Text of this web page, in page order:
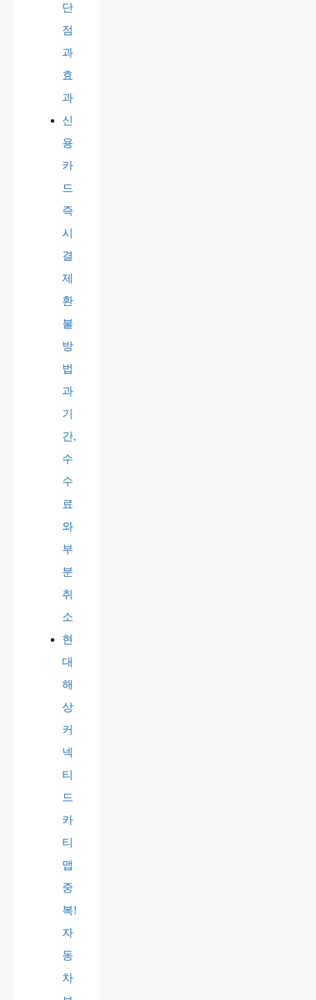
단
점
과
효
과
신
용
카
드
즉
시
결
제
환
불
방
법
과
기
간,
수
수
료
와
부
분
취
소
현
대
해
상
커
넥
티
드
카
티
맵
중
복!
자
동
차